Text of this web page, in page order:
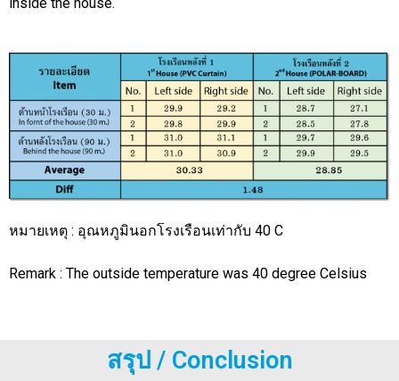
inside the house.
หมายเหตุ : อุณหภูมินอกโรงเรือนเท่ากับ 40 C
Remark : The outside temperature was 40 degree Celsius
สรุป / Conclusion